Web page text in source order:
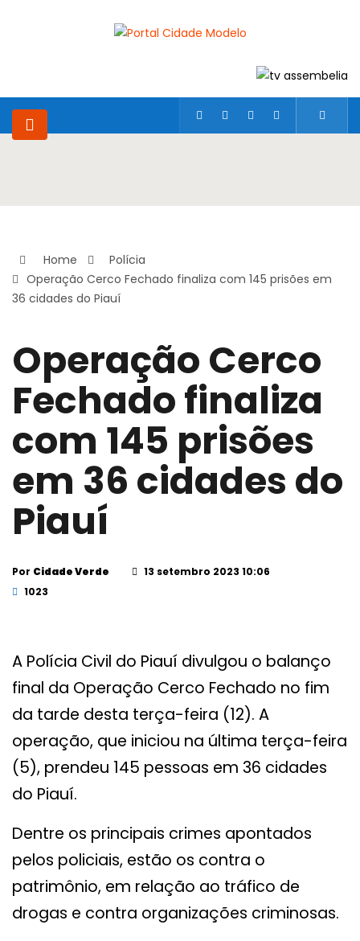
Home
Polícia
Operação Cerco Fechado finaliza com 145 prisões em
36 cidades do Piauí
Operação Cerco
Fechado finaliza
com 145 prisões
em 36 cidades do
Piauí
Por Cidade Verde
13 setembro 2023 10:06
1023
A Polícia Civil do Piauí divulgou o balanço
final da Operação Cerco Fechado no fim
da tarde desta terça-feira (12). A
operação, que iniciou na última terça-feira
(5), prendeu 145 pessoas em 36 cidades
do Piauí.
Dentre os principais crimes apontados
pelos policiais, estão os contra o
patrimônio, em relação ao tráfico de
drogas e contra organizações criminosas.